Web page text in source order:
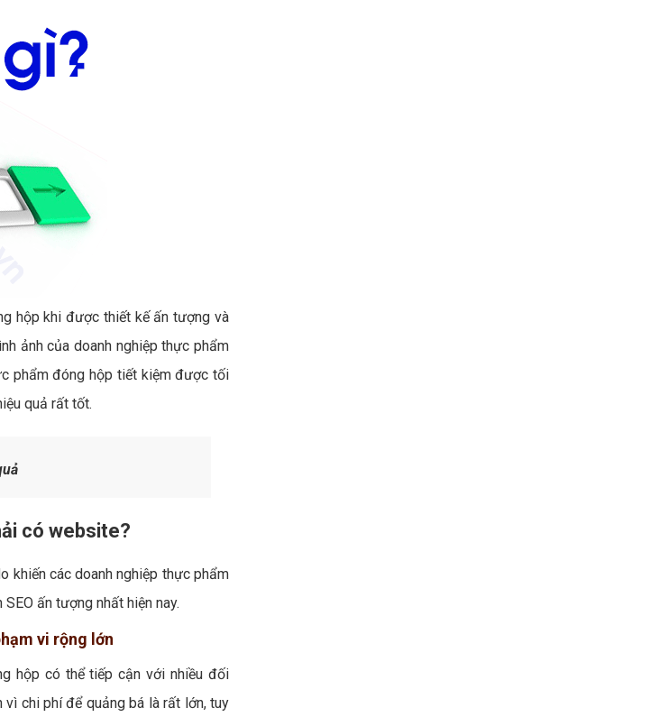
hộp khi được thiết kế ấn tượng và
ảnh của doanh nghiệp thực phẩm
phẩm đóng hộp tiết kiệm được tối
quả rất tốt.
có website?
khiến các doanh nghiệp thực phẩm
ấn tượng nhất hiện nay.
vi rộng lớn
hộp có thể tiếp cận với nhiều đối
chi phí để quảng bá là rất lớn, tuy